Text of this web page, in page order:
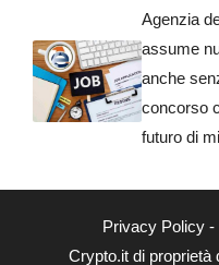
Agenzia
assume
anche
concorso
futuro di
Privacy Policy -
Crypto.it di proprietà